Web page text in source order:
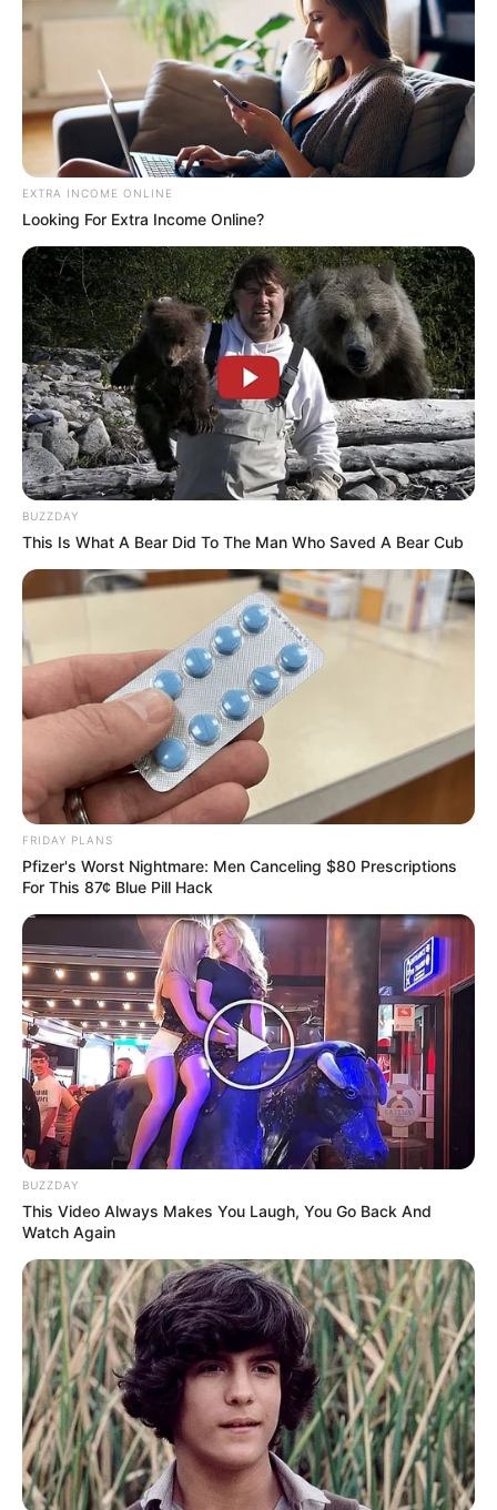
EXTRA INCOME ONLINE
Looking For Extra Income Online?
BUZZDAY
This Is What A Bear Did To The Man Who Saved A Bear Cub
FRIDAY PLANS
Pfizer's Worst Nightmare: Men Canceling $80 Prescriptions
For This 87¢ Blue Pill Hack
BUZZDAY
This Video Always Makes You Laugh, You Go Back And
Watch Again